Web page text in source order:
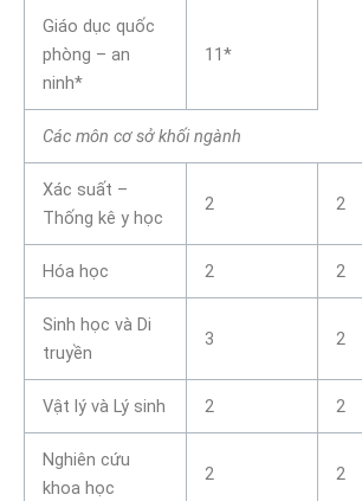
Giáo dục quốc
phòng – an
ninh*
11*
Các môn cơ sở khối ngành
Xác suất –
Thống kê y học
2 2
Hóa học 2 2
Sinh học và Di
truyền
3 2
Vật lý và Lý sinh 2 2
Nghiên cứu
khoa học
2 2